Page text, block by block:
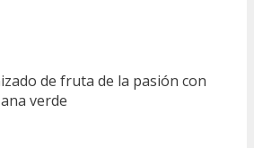
de fruta de la pasión con
verde